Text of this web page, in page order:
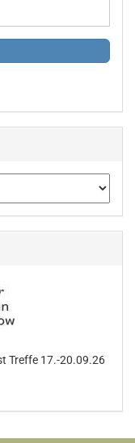
Treffe 17.-20.09.26